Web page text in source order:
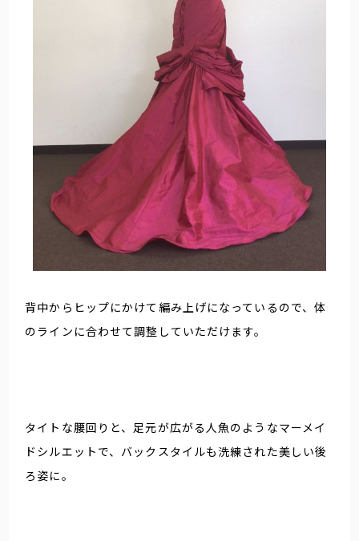
背中からヒップにかけて編み上げになっているので、体
のラインに合わせて調整していただけます。
タイトな腰回りと、足元が広がる人魚のようなマーメイ
ドシルエットで、バックスタイルも洗練された美しい後
ろ姿に。